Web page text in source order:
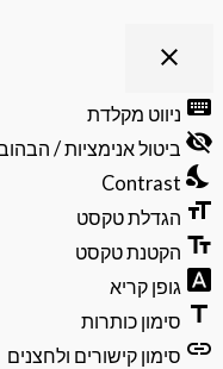
close
וסגירה
של
תפריט
הנגישות
ניווט מקלדת
ביטול אנימציות / הבהובים
Contrast
הגדלת טקסט
הקטנת טקסט
גופן קריא
סימון כותרות
סימון קישורים ולחצנים